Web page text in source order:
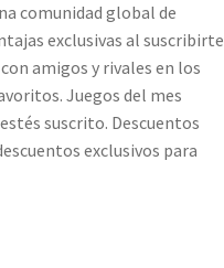
comunidad global de
exclusivas al suscribirte
amigos y rivales en los
Juegos del mes
suscrito. Descuentos
exclusivos para